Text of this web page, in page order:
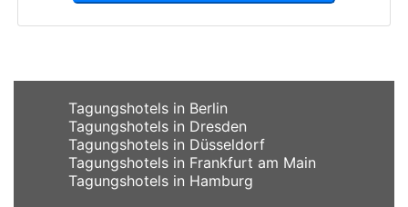
Tagungshotels in Berlin
Tagungshotels in Dresden
Tagungshotels in Düsseldorf
Tagungshotels in Frankfurt am Main
Tagungshotels in Hamburg